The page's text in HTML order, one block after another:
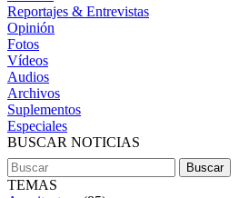
Reportajes & Entrevistas
Opinión
Fotos
Vídeos
Audios
Archivos
Suplementos
Especiales
BUSCAR NOTICIAS
TEMAS